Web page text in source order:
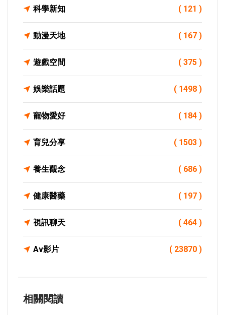
科學新知 ( 121 )
動漫天地 ( 167 )
遊戲空間 ( 375 )
娛樂話題 ( 1498 )
寵物愛好 ( 184 )
育兒分享 ( 1503 )
養生觀念 ( 686 )
健康醫藥 ( 197 )
視訊聊天 ( 464 )
Av影片 ( 23870 )
相關閱讀